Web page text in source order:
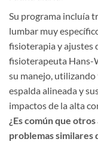
Su programa incluía
lumbar muy
fisioterapia y ajustes
fisioterapeuta Hans-
su manejo,
espalda alineada y
impactos de la alta
¿Es común que
problemas similares